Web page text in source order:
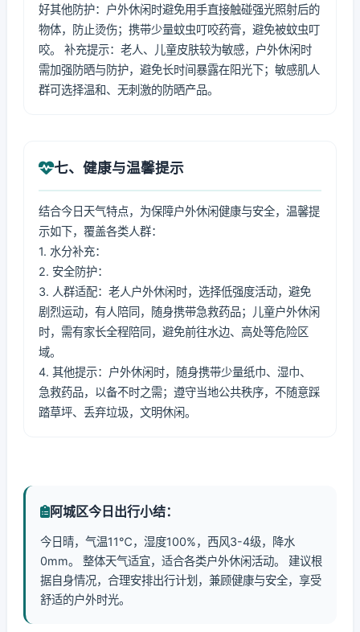
好其他防护：户外休闲时避免用手直接触碰强光照射后的
物体，防止烫伤；携带少量蚊虫叮咬药膏，避免被蚊虫叮
咬。 补充提示：老人、儿童皮肤较为敏感，户外休闲时
需加强防晒与防护，避免长时间暴露在阳光下；敏感肌人
群可选择温和、无刺激的防晒产品。
七、健康与温馨提示
结合今日天气特点，为保障户外休闲健康与安全，温馨提
示如下，覆盖各类人群：
1. 水分补充：
2. 安全防护：
3. 人群适配：老人户外休闲时，选择低强度活动，避免
剧烈运动，有人陪同，随身携带急救药品；儿童户外休闲
时，需有家长全程陪同，避免前往水边、高处等危险区
域。
4. 其他提示：户外休闲时，随身携带少量纸巾、湿巾、
急救药品，以备不时之需；遵守当地公共秩序，不随意踩
踏草坪、丢弃垃圾，文明休闲。
阿城区今日出行小结：
今日晴，气温11℃，湿度100%，西风3-4级，降水
0mm。 整体天气适宜，适合各类户外休闲活动。 建议根
据自身情况，合理安排出行计划，兼顾健康与安全，享受
舒适的户外时光。